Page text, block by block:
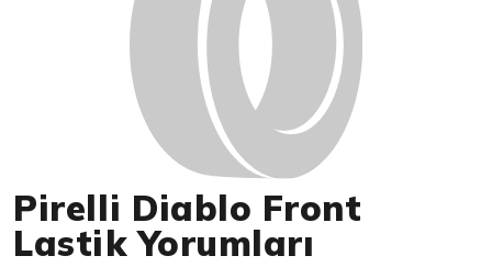
Pirelli Diablo Front
Lastik Yorumları